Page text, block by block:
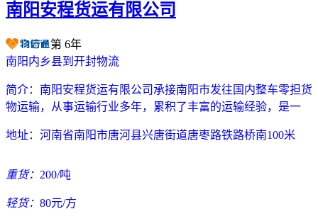
南阳安程货运有限公司
第 6年
南阳内乡县到开封物流
简介： 南阳安程货运有限公司承接南阳市发往国内整车零担货
物运输，从事运输行业多年，累积了丰富的运输经验，是一
地址： 河南省南阳市唐河县兴唐街道唐枣路铁路桥南100米
重货： 200/吨
轻货： 80元/方